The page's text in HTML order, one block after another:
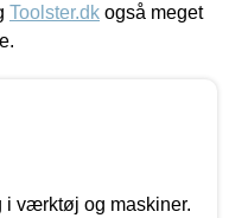
Toolster.dk også meget
i værktøj og maskiner.